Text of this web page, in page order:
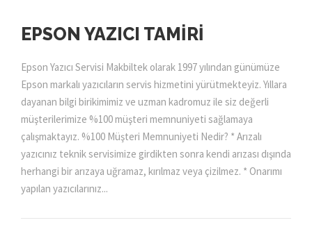
EPSON YAZICI TAMIRI
Epson Yazıcı Servisi Makbiltek olarak 1997 yılından günümüze
Epson markalı yazıcıların servis hizmetini yürütmekteyiz. Yıllara
dayanan bilgi birikimimiz ve uzman kadromuz ile siz değerli
müşterilerimize %100 müşteri memnuniyeti sağlamaya
çalışmaktayız. %100 Müşteri Memnuniyeti Nedir? * Arızalı
yazıcınız teknik servisimize girdikten sonra kendi arızası dışında
herhangi bir arızaya uğramaz, kırılmaz veya çizilmez. * Onarımı
yapılan yazıcılarınız...